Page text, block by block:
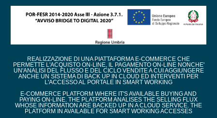
REALIZZAZIONE DI UNA PIATTAFORMA E-COMMERCE CHE
PERMETTE L'ACQUISTO ON-LINE, IL PAGAMENTO ON-LINE NONCHE'
UN'ANALISI DEL FLUSSO E DEL CICLO VENDITE A CUI AGGIUNGERE
ANCHE UN SISTEMA DI BACK UP IN CLOUD ED INTERVENTI PER
L'ACCESSO AL PORTALE IN SMART WORKING
E-COMMERCE PLATFORM WHERE IT'S AVAILABLE BUYING AND
PAYING ON-LINE. THE PLATFORM ANALISES THE SELLING FLUX
WHOSE INFORMATION ARE BACKED UP IN A CLOUD SERVICE. THE
PLATFORM IN AVAILABLE FOR SMART WORKING ACCESSES